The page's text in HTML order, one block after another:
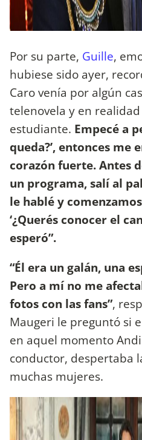
Por su parte, Guille,
hubiese sido ayer,
Caro venía por algún
telenovela y en
estudiante. Empecé a
queda?’, entonces me
corazón fuerte. Antes
un programa, salí al
le hablé y
‘¿Querés conocer el
esperó”.
“Él era un galán, una
Pero a mí no me
fotos con las fans”,
Maugeri le preguntó si
en aquel momento
conductor, despertaba
muchas mujeres.